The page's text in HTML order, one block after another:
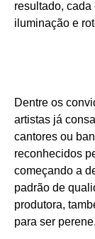
resultado,
iluminação e
Dentre os
artistas já
cantores ou
reconhecidos
começando a
padrão de
produtora,
para ser perene.